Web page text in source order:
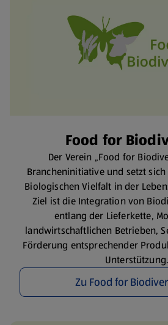
Food for
Der Verein „Food for
Brancheninitiative und setzt
Biologischen Vielfalt in der
Ziel ist die Integration von
entlang der Lieferkette,
landwirtschaftlichen Betrieben,
Förderung entsprechender
Unterstützung.
Zu Food for